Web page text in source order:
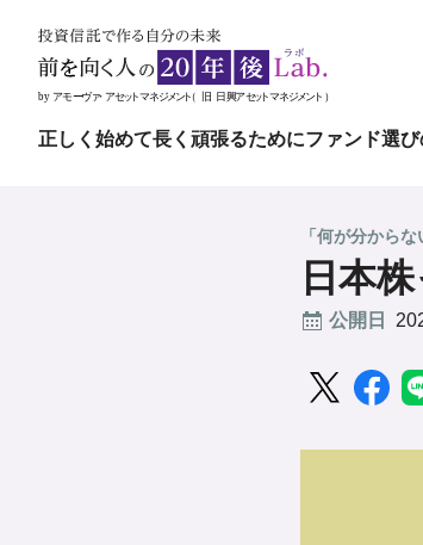
正しく始めて長く頑張るためにファンド選
「何が分から
日本
公開日